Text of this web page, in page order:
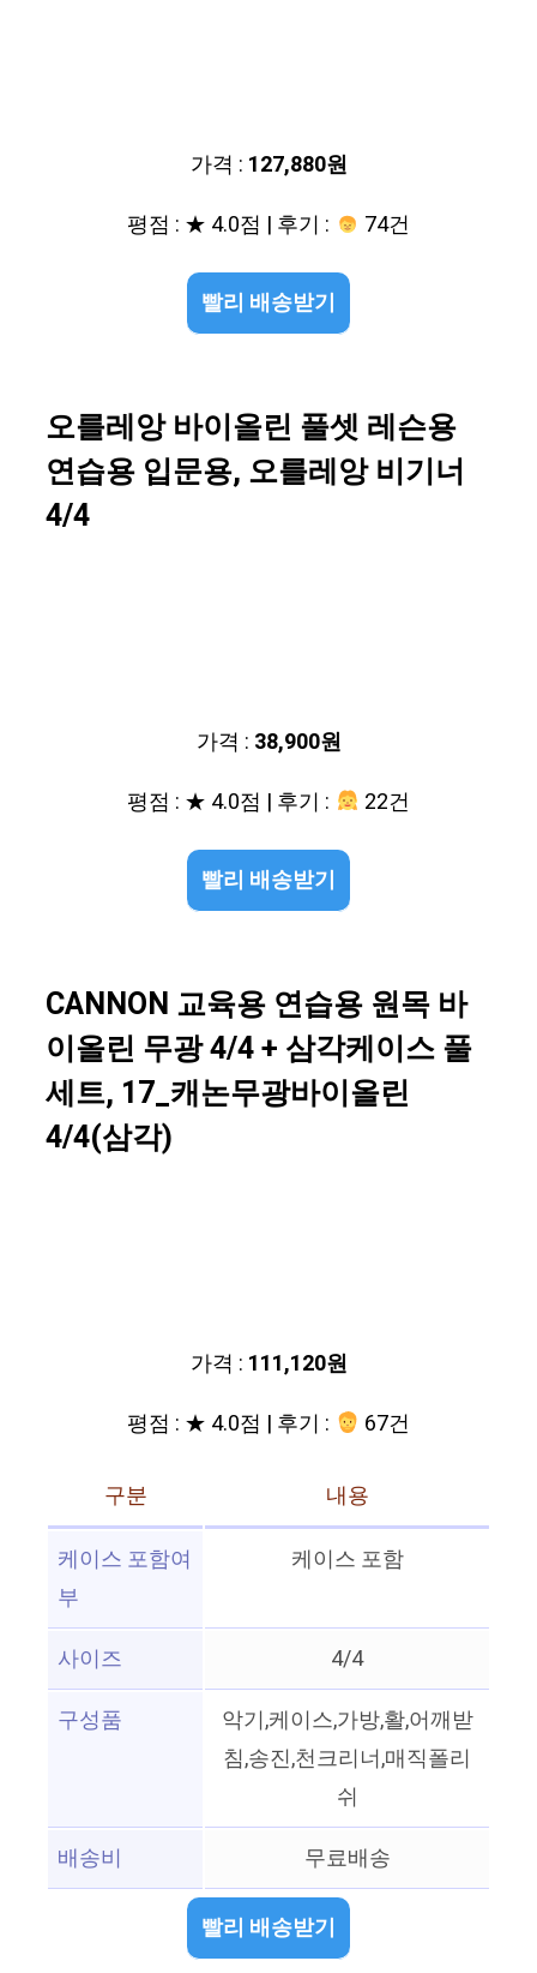
가격 : 127,880원
평점 : ★ 4.0점 | 후기 :
74건
빨리 배송받기
오를레앙 바이올린 풀셋 레슨용
연습용 입문용, 오를레앙 비기너
4/4
가격 : 38,900원
평점 : ★ 4.0점 | 후기 :
22건
빨리 배송받기
CANNON 교육용 연습용 원목 바
이올린 무광 4/4 + 삼각케이스 풀
세트, 17_캐논무광바이올린
4/4(삼각)
가격 : 111,120원
평점 : ★ 4.0점 | 후기 :
67건
구분
내용
케이스 포함여
부
케이스 포함
사이즈
4/4
구성품
악기,케이스,가방,활,어깨받
침,송진,천크리너,매직폴리
쉬
배송비
무료배송
빨리 배송받기